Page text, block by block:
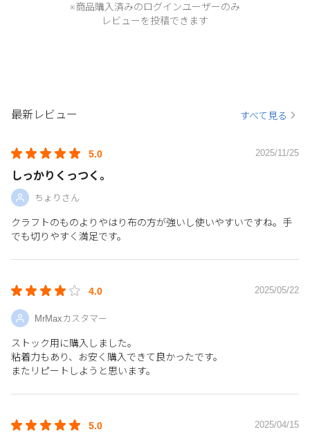
※商品購入済みのログインユーザーのみ
レビューを投稿できます
最新レビュー すべて見る
5.0 2025/11/25
しっかりくっつく。
ちょりさん
クラフトのものよりやはり布の方が強いし使いやすいですね。手
でも切りやすく満足です。
4.0 2025/05/22
MrMaxカスタマー
ストック用に購入しました。
粘着力もあり、お安く購入できて良かったです。
またリピートしようと思います。
5.0 2025/04/15